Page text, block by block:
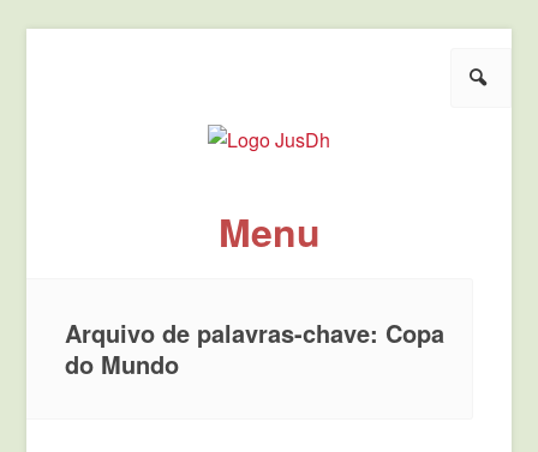
Pesquisar
Menu
Arquivo de palavras-chave: Copa
do Mundo